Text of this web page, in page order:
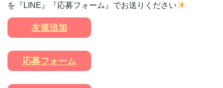
を『LINE』『応募フォーム』でお送りください
友達追加
応募フォーム